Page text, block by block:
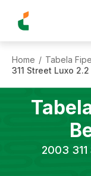
Home / Tabela Fipe
311 Street Luxo
2003